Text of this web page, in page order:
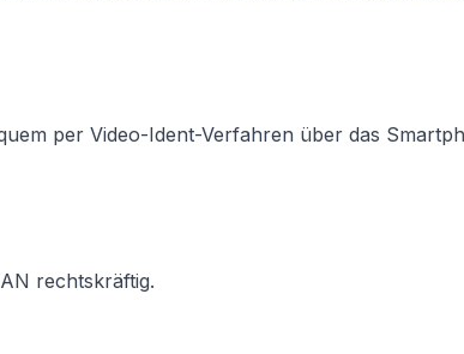
per Video-Ident-Verfahren über das
rechtskräftig.